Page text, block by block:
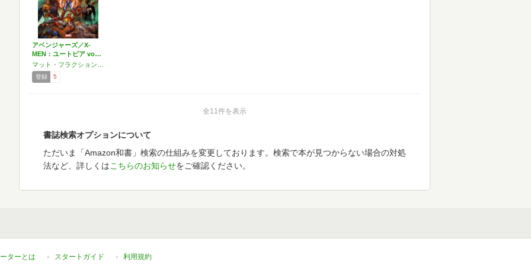
アベンジャーズ／X-
MEN：ユートピア vo…
登録 5
全11件を表示
書誌検索オプションについて
ただいま「Amazon和書」検索の仕組みを変更しております。検索で本が見つからない場合の対処
法など、詳しくはこちらのお知らせをご確認ください。
ターとは スタートガイド 利用規約